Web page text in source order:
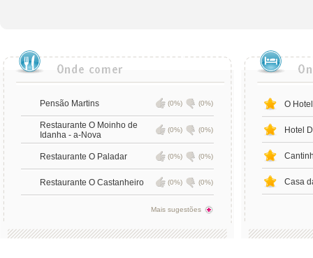
Pensão Martins (0%) (0%)
Restaurante O Moinho de
Idanha - a-Nova
(0%) (0%)
Restaurante O Paladar (0%) (0%)
Restaurante O Castanheiro (0%) (0%)
Mais sugestões
O
Hotel
Casa